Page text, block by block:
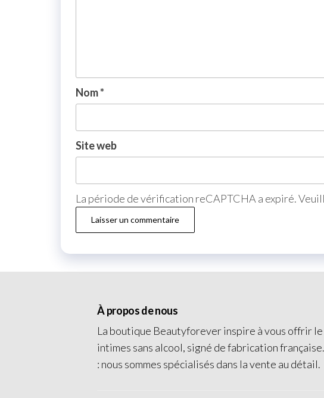
Nom*
Site web
La période de vérification reCAPTCHA a expiré.
À propos de nous
La boutique Beautyforever inspire à vous offrir le
intimes sans alcool, signé de fabrication
: nous sommes spécialisés dans la vente au détail.